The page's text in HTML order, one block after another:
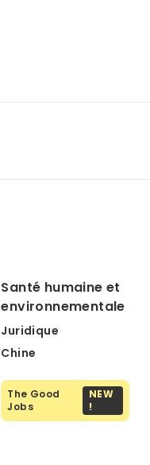
Santé humaine et
environnementale
Juridique
Chine
The Good
Jobs
NEW
!